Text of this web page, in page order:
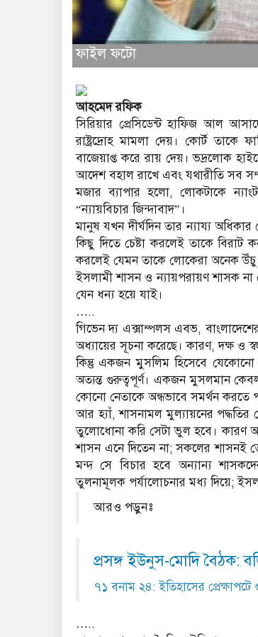
ফাইল ফটো
আহমেদ রফিক
সিরিয়ার প্রেসিডেন্ট হাফিজ আল
রাষ্ট্রদ্রোহ মামলা দেয়। কোর্ট
বাজেয়াপ্ত করে রায় দেয়। ভদ্রলোক
আদেশ বহাল রাখে এবং যথারীতি সব
মজার ব্যাপার হলো, লোকটাকে
“ন্যায়বিচার জিন্দাবাদ”।
মানুষ যখন দীর্ঘদিন তার ন্যায্য
কিছু দিতে চেষ্টা করলেই তাকে
করলেই যেমন তাকে লোকেরা অনেক উঁচু
ইসলামী শাসন ও ন্যায়পরায়ণ শাসক
যেন ধন্য হয়ে যাই।
…..
গিভেন দ্য এক্সাম্পলস এবভ,
অধ্যায়ের সূচনা করেছে। কারণ, দক্ষ ও
কিন্তু একজন মুসলিম হিসেবে
অত্যন্ত গুরুত্বপূর্ণ। একজন মুসলমান
কোনো নেতাকে অন্ধভাবে সমর্থন করতে
আর হ্যাঁ, শাসনামল মুল্যায়নের পদ্ধতির
তুলোধোনা করি সেটা ভুল হবে। কারণ
শাসন এনে দিতেন না; সকলের
মন্দ সে বিচার হবে অন্যান্য
তুলনামূলক পর্যালোচনার মধ্য দিয়ে;
আরও পড়ুনঃ
প্রসঙ্গ ইউনুস-মোদি বৈঠক:
৭১ বনাম ২৪: ইতিহাসের প্রেক্ষাপটে
…..